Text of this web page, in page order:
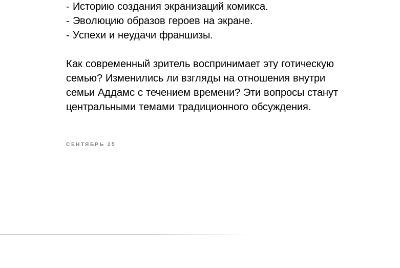
- Историю создания экранизаций комикса.
- Эволюцию образов героев на экране.
- Успехи и неудачи франшизы.
Как современный зритель воспринимает эту готическую
семью? Изменились ли взгляды на отношения внутри
семьи Аддамс с течением времени? Эти вопросы станут
центральными темами традиционного обсуждения.
СЕНТЯБРЬ 25